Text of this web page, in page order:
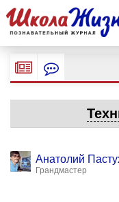
Анатолий
Грандмастер